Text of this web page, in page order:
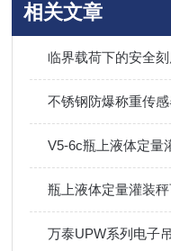
相关文章
V5-6c瓶上液体定量
瓶上液体定量灌装秤
万泰UPW系列电子